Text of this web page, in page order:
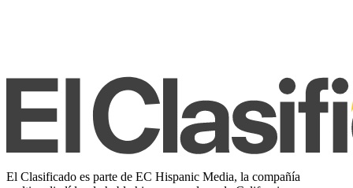
El Clasificado es parte de EC Hispanic Media, la compañía